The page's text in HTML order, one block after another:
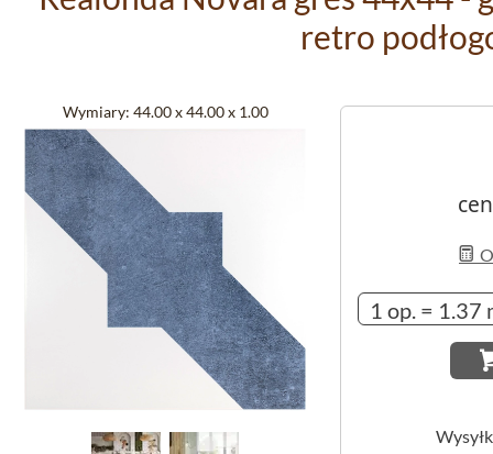
retro
Wymiary: 44.00 x 44.00 x 1.00